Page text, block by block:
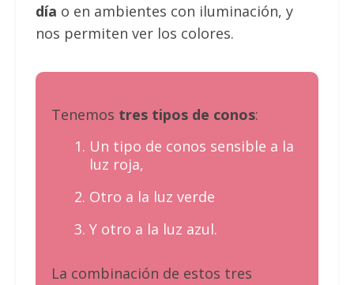
día o en ambientes con iluminación, y
nos permiten ver los colores.
Tenemos tres tipos de conos:
Un tipo de conos sensible a la
luz roja,
Otro a la luz verde
Y otro a la luz azul.
La combinación de estos tres